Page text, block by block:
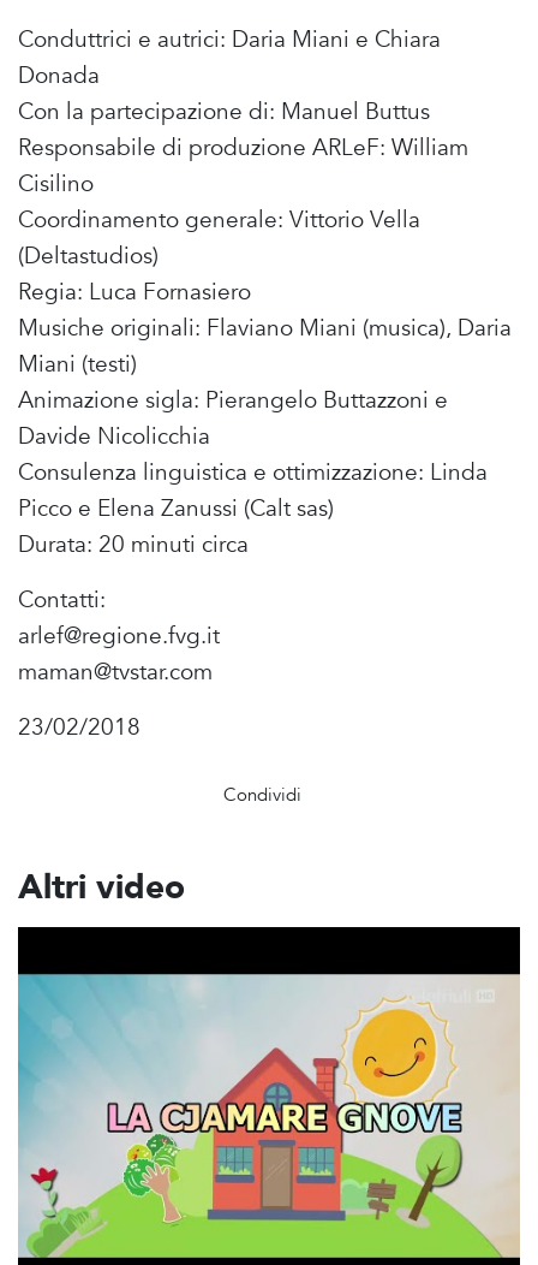
Conduttrici e autrici: Daria Miani e Chiara
Donada
Con la partecipazione di: Manuel Buttus
Responsabile di produzione ARLeF: William
Cisilino
Coordinamento generale: Vittorio Vella
(Deltastudios)
Regia: Luca Fornasiero
Musiche originali: Flaviano Miani (musica), Daria
Miani (testi)
Animazione sigla: Pierangelo Buttazzoni e
Davide Nicolicchia
Consulenza linguistica e ottimizzazione: Linda
Picco e Elena Zanussi (Calt sas)
Durata: 20 minuti circa
Contatti:
arlef@regione.fvg.it
maman@tvstar.com
23/02/2018
Condividi
Altri video